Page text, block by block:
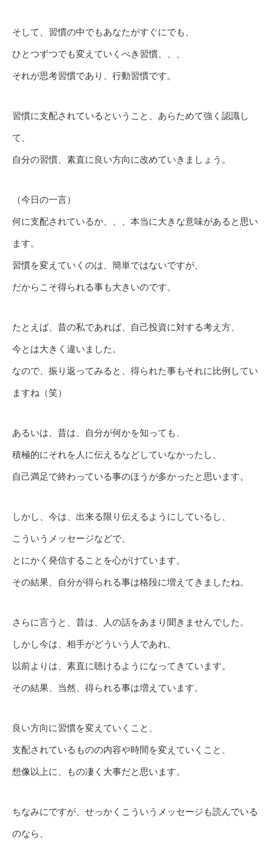
そして、習慣の中でもあなたがすぐにでも、
ひとつずつでも変えていくべき習慣、、、
それが思考習慣であり、行動習慣です。
習慣に支配されているということ、あらためて強く認識し
て、
自分の習慣、素直に良い方向に改めていきましょう。
（今日の一言）
何に支配されているか、、、本当に大きな意味があると思い
ます。
習慣を変えていくのは、簡単ではないですが、
だからこそ得られる事も大きいのです。
たとえば、昔の私であれば、自己投資に対する考え方、
今とは大きく違いました。
なので、振り返ってみると、得られた事もそれに比例してい
ますね（笑）
あるいは、昔は、自分が何かを知っても、
積極的にそれを人に伝えるなどしていなかったし、
自己満足で終わっている事のほうが多かったと思います。
しかし、今は、出来る限り伝えるようにしているし、
こういうメッセージなどで、
とにかく発信することを心がけています。
その結果、自分が得られる事は格段に増えてきましたね。
さらに言うと、昔は、人の話をあまり聞きませんでした。
しかし今は、相手がどういう人であれ、
以前よりは、素直に聴けるようになってきています。
その結果、当然、得られる事は増えています。
良い方向に習慣を変えていくこと、
支配されているものの内容や時間を変えていくこと、
想像以上に、もの凄く大事だと思います。
ちなみにですが、せっかくこういうメッセージも読んでいる
のなら、